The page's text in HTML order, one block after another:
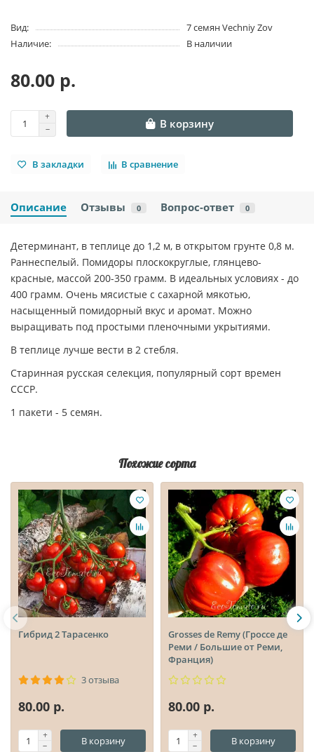
Вид:
7 семян Vechniy Zov
Наличие:
В наличии
80.00 р.
В корзину
В закладки В сравнение
Описание Отзывы 0 Вопрос-ответ 0
Детерминант, в теплице до 1,2 м, в открытом грунте 0,8 м.
Раннеспелый. Помидоры плоскокруглые, глянцево-
красные, массой 200-350 грамм. В идеальных условиях - до
400 грамм. Очень мясистые с сахарной мякотью,
насыщенный помидорный вкус и аромат. Можно
выращивать под простыми пленочными укрытиями.
В теплице лучше вести в 2 стебля.
Старинная русская селекция, популярный сорт времен
СССР.
1 пакети - 5 семян.
Похожие сорта
Гибрид 2 Тарасенко
3 отзыва
80.00 р.
В корзину
Grosses de Remy (Гроссе де
Реми / Большие от Реми,
Франция)
80.00 р.
В корзину